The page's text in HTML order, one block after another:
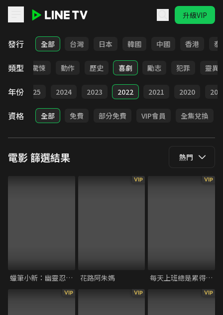
升級VIP
LINE TV - 電影
發行 全部 台灣 日本 韓國 中國 香港 泰
類型
情慾 驚悚 動作 歷史 喜劇 勵志 犯罪 靈異
年份 2025 2024 2023 2022 2021 2020
資格 全部 免費 部分免費 VIP會員 全集兌換
電影篩選結果 熱門
蠟筆小新：幽靈忍者珍風傳
VIP
花路阿朱媽
VIP
每天上班總是累得要死
VIP VIP VIP